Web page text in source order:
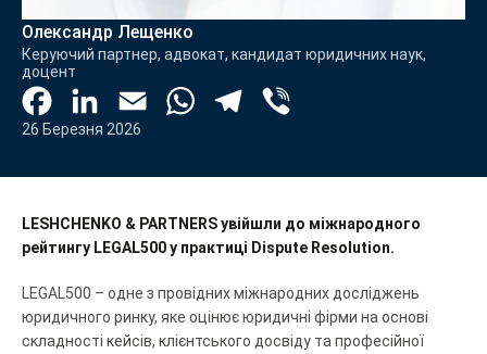
Олександр Лещенко
Керуючий партнер, адвокат, кандидат юридичних наук,
доцентFacebook
26 Березня 2026
LESHCHENKO & PARTNERS увійшли до міжнародного
рейтингу LEGAL500 у практиці Dispute Resolution.
LEGAL500 – одне з провідних міжнародних досліджень
юридичного ринку, яке оцінює юридичні фірми на основі
складності кейсів, клієнтського досвіду та професійної